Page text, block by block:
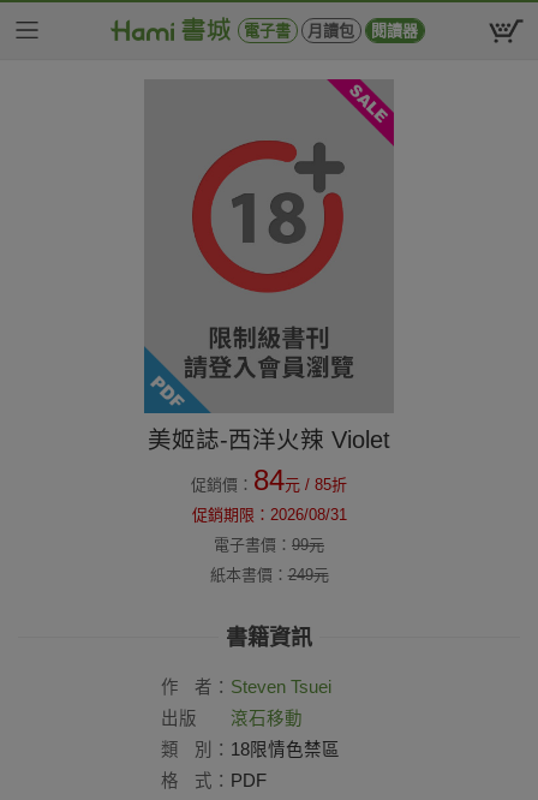
電子書 月讀包 閱讀器
美姬誌-西洋火辣 Violet
促銷價： 84元 / 85折
促銷期限： 2026/08/31
電子書價： 99元
紙本書價：249元
書籍資訊
作 者： Steven Tsuei
出版
社：
滾石移動
類
別： 18限情色禁區
格
式： PDF